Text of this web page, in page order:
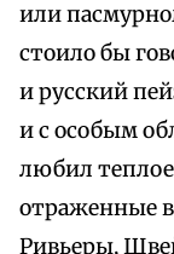
или
стоило бы
и русский
и с особым
любил
отраженные в
Ривьеры,